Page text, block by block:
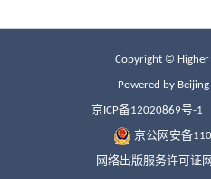
Copyright © Higher
Powered by
京ICP备12020869号-1
京公网安备
网络出版服务许可证